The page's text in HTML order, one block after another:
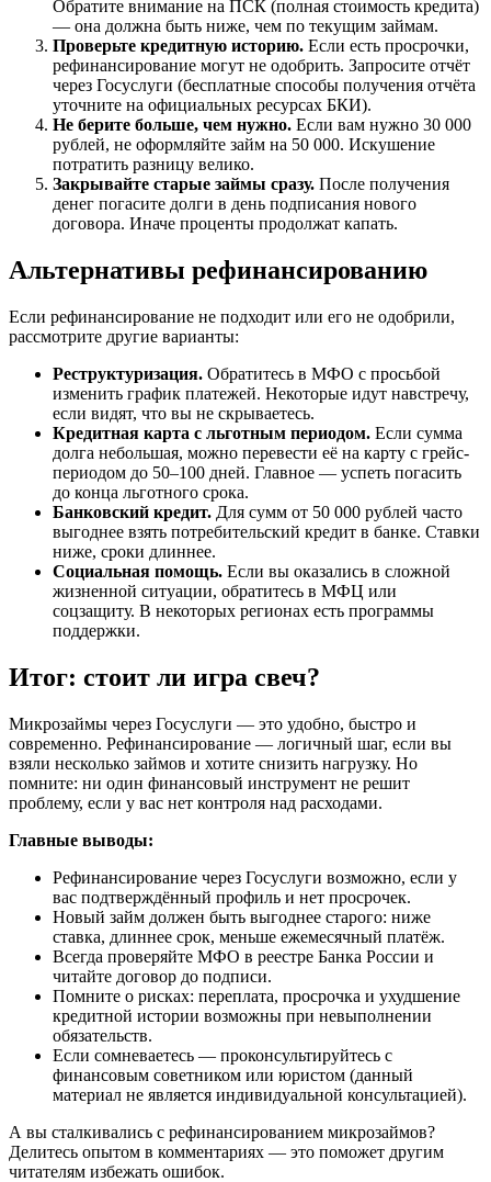
Обратите внимание на ПСК (полная стоимость кредита)
— она должна быть ниже, чем по текущим займам.
Проверьте кредитную историю. Если есть просрочки,
рефинансирование могут не одобрить. Запросите отчёт
через Госуслуги (бесплатные способы получения отчёта
уточните на официальных ресурсах БКИ).
Не берите больше, чем нужно. Если вам нужно 30 000
рублей, не оформляйте займ на 50 000. Искушение
потратить разницу велико.
Закрывайте старые займы сразу. После получения
денег погасите долги в день подписания нового
договора. Иначе проценты продолжат капать.
Альтернативы рефинансированию
Если рефинансирование не подходит или его не одобрили,
рассмотрите другие варианты:
Реструктуризация. Обратитесь в МФО с просьбой
изменить график платежей. Некоторые идут навстречу,
если видят, что вы не скрываетесь.
Кредитная карта с льготным периодом. Если сумма
долга небольшая, можно перевести её на карту с грейс-
периодом до 50–100 дней. Главное — успеть погасить
до конца льготного срока.
Банковский кредит. Для сумм от 50 000 рублей часто
выгоднее взять потребительский кредит в банке. Ставки
ниже, сроки длиннее.
Социальная помощь. Если вы оказались в сложной
жизненной ситуации, обратитесь в МФЦ или
соцзащиту. В некоторых регионах есть программы
поддержки.
Итог: стоит ли игра свеч?
Микрозаймы через Госуслуги — это удобно, быстро и
современно. Рефинансирование — логичный шаг, если вы
взяли несколько займов и хотите снизить нагрузку. Но
помните: ни один финансовый инструмент не решит
проблему, если у вас нет контроля над расходами.
Главные выводы:
Рефинансирование через Госуслуги возможно, если у
вас подтверждённый профиль и нет просрочек.
Новый займ должен быть выгоднее старого: ниже
ставка, длиннее срок, меньше ежемесячный платёж.
Всегда проверяйте МФО в реестре Банка России и
читайте договор до подписи.
Помните о рисках: переплата, просрочка и ухудшение
кредитной истории возможны при невыполнении
обязательств.
Если сомневаетесь — проконсультируйтесь с
финансовым советником или юристом (данный
материал не является индивидуальной консультацией).
А вы сталкивались с рефинансированием микрозаймов?
Делитесь опытом в комментариях — это поможет другим
читателям избежать ошибок.